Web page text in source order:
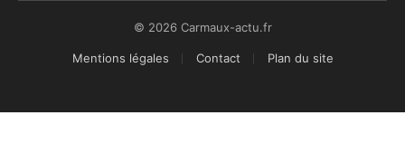
© 2026 Carmaux-actu.fr
Mentions légales Contact Plan du site